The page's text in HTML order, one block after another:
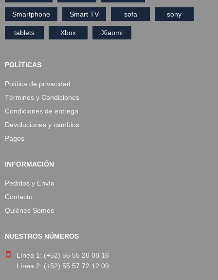
Smartphone Smart TV sofa sony
tablets Xbox Xiaomi
POLÍTICAS
Política de privacidad
Términos y Condiciones
Condiciones de entrega
Devoluciones y cambios
Pagos
INFORMACIÓN
Pedidos y Envío
Contacto
Quiénes Somos
NUESTROS NÚMEROS
Línea 1: (+52) 55 55 26 08 16
Línea 2: (+52) 55 57 72 12 09